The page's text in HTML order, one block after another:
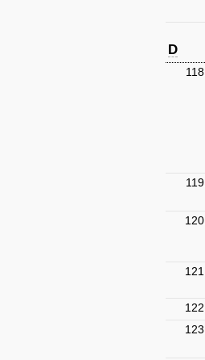
D
118.
119.
120.
121.
122.
123.